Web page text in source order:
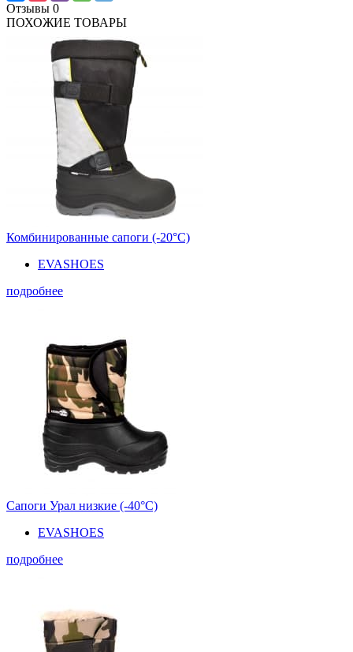
Отзывы 0
ПОХОЖИЕ ТОВАРЫ
Комбинированные сапоги (-20°С)
EVASHOES
подробнее
Сапоги Урал низкие (-40°С)
EVASHOES
подробнее